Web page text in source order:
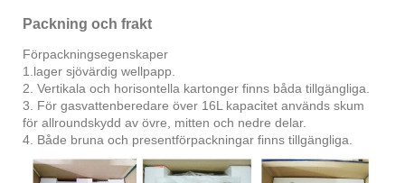
Packning och frakt
Förpackningsegenskaper
1.lager sjövärdig wellpapp.
2. Vertikala och horisontella kartonger finns båda tillgängliga.
3. För gasvattenberedare över 16L kapacitet används skum
för allroundskydd av övre, mitten och nedre delar.
4. Både bruna och presentförpackningar finns tillgängliga.